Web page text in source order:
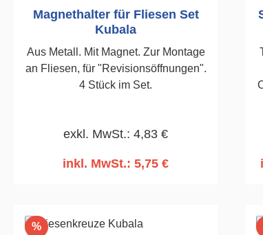
Magnethalter für Fliesen Set
Kubala
Aus Metall. Mit Magnet. Zur Montage
an Fliesen, für "Revisionsöffnungen".
4 Stück im Set.
exkl. MwSt.: 4,83 €
inkl. MwSt.: 5,75 €
%Rabatt